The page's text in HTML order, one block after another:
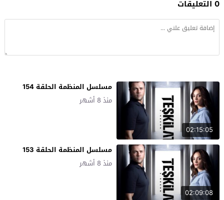
0 التعليقات
02:15:05
مسلسل المنظمة الحلقة 154
منذ 8 أشهر
02:09:08
مسلسل المنظمة الحلقة 153
منذ 8 أشهر